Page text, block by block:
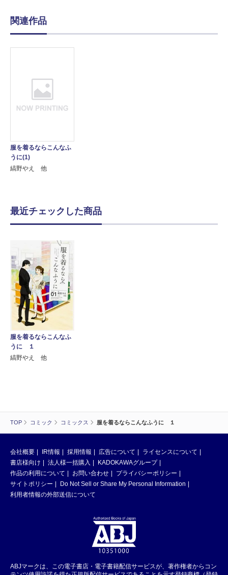
TOP コミック コミックス 服を着るならこんなふうに １
関連作品
服を着るならこんなふ
うに(1)
縞野やえ 他
最近チェックした商品
服を着るならこんなふ
うに １
縞野やえ 他
会社概要 IR情報 採用情報 広告について
ライセンスについて
書店様向け
法人様一括購入
KADOKAWAグループ
作品の利用について
お問い合わせ
プライバシーポリシー
サイトポリシー
Do Not Sell or Share My Personal Information
利用者情報の外部送信について
ABJマークは、この電子書店・電子書籍配信サービスが、著作権者からコン